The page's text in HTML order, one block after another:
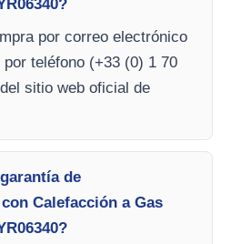
por correo electrónico
por teléfono (+33 (0) 1 70
sitio web oficial de
de
Calefacción a Gas